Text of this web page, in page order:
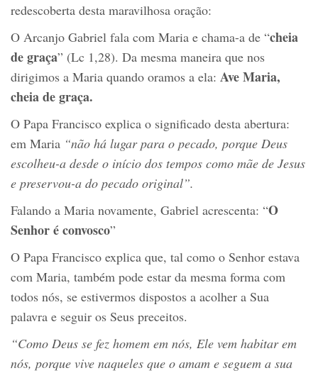
redescoberta desta maravilhosa oração:
O Arcanjo Gabriel fala com Maria e chama-a de “cheia
de graça” (Lc 1,28). Da mesma maneira que nos
dirigimos a Maria quando oramos a ela: AveMaria,
cheia de graça.
O Papa Francisco explica o significado desta abertura:
em Maria “não há lugar para o pecado, porque Deus
escolheu-a desde o início dos tempos como mãe de Jesus
e preservou-a do pecado original”.
Falando a Maria novamente, Gabriel acrescenta: “O
Senhor éconvosco”
O Papa Francisco explica que, tal como o Senhor estava
com Maria, também pode estar da mesma forma com
todos nós, se estivermos dispostos a acolher a Sua
palavra e seguir os Seus preceitos.
“Como Deus se fez homem em nós, Ele vem habitar em
nós, porque vive naqueles que o amam e seguem a sua